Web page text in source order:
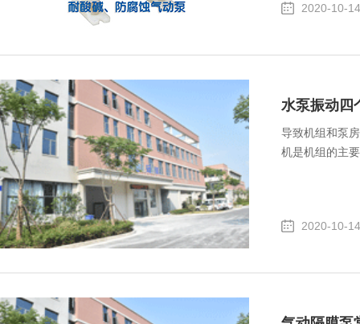
2020-10-14
水泵振动四
导致机组和泵
机是机组的主
2020-10-14